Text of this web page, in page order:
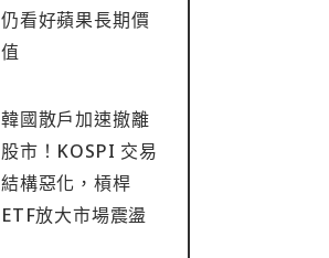
仍看好蘋果長期價
值
韓國散戶加速撤離
股市！KOSPI 交易
結構惡化，槓桿
ETF放大市場震盪